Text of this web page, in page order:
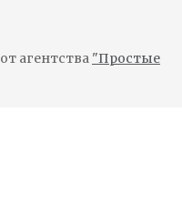
агентства "Простые